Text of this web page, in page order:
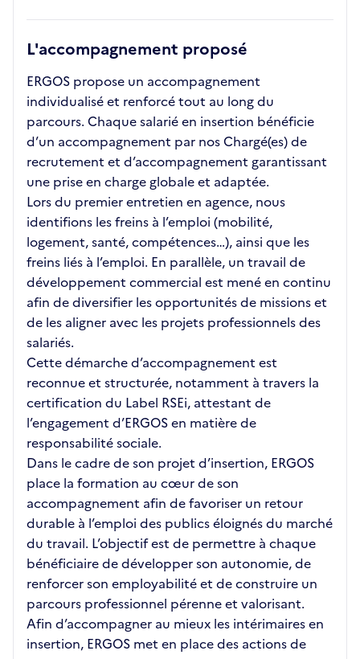
L'accompagnement proposé
ERGOS propose un accompagnement
individualisé et renforcé tout au long du
parcours. Chaque salarié en insertion bénéficie
d’un accompagnement par nos Chargé(es) de
recrutement et d’accompagnement garantissant
une prise en charge globale et adaptée.
Lors du premier entretien en agence, nous
identifions les freins à l’emploi (mobilité,
logement, santé, compétences…), ainsi que les
freins liés à l’emploi. En parallèle, un travail de
développement commercial est mené en continu
afin de diversifier les opportunités de missions et
de les aligner avec les projets professionnels des
salariés.
Cette démarche d’accompagnement est
reconnue et structurée, notamment à travers la
certification du Label RSEi, attestant de
l’engagement d’ERGOS en matière de
responsabilité sociale.
Dans le cadre de son projet d’insertion, ERGOS
place la formation au cœur de son
accompagnement afin de favoriser un retour
durable à l’emploi des publics éloignés du marché
du travail. L’objectif est de permettre à chaque
bénéficiaire de développer son autonomie, de
renforcer son employabilité et de construire un
parcours professionnel pérenne et valorisant.
Afin d’accompagner au mieux les intérimaires en
insertion, ERGOS met en place des actions de